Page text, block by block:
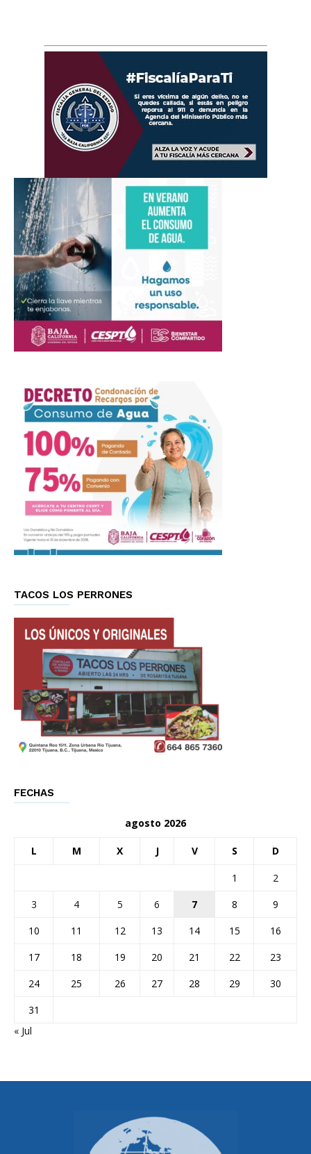
TACOS LOS PERRONES
FECHAS
agosto 2026
L M X J V S D
1
2
3
4 5 6 7 8
9
10
11 12 13 14 15
16
17
18 19 20 21 22
23
24
25 26 27 28 29
30
31
« Jul